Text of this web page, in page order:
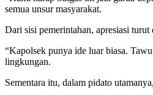
semua unsur masyarakat.
Dari sisi pemerintahan, apresiasi
“Kapolsek punya ide luar biasa.
lingkungan.
Sementara itu, dalam pidato